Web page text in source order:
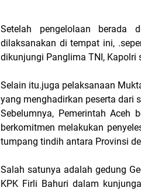
Setelah pengelolaan berada
dilaksanakan di tempat ini,
dikunjungi Panglima TNI, Kapolri
Selain itu.juga pelaksanaan
yang menghadirkan peserta dari
Sebelumnya, Pemerintah Aceh
berkomitmen melakukan
tumpang tindih antara Provinsi
Salah satunya adalah gedung
KPK Firli Bahuri dalam